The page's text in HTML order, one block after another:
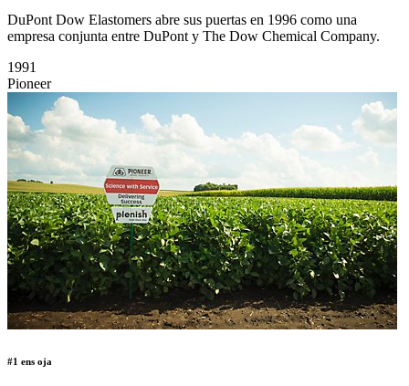
DuPont Dow Elastomers abre sus puertas en 1996 como una
empresa conjunta entre DuPont y The Dow Chemical Company.
1991
Pioneer
#1 ens oja